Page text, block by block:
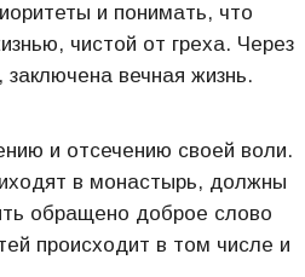
и понимать, что
чистой от греха. Через
вечная жизнь.
и отсечению своей воли.
в монастырь, должны
обращено доброе слово
происходит в том числе и